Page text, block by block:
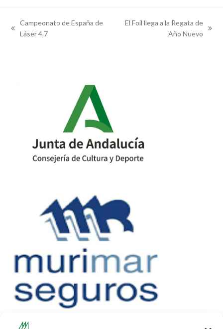
previous
Campeonato de España de
Láser 4.7
El Foil llega a la Regata de
Año Nuevo